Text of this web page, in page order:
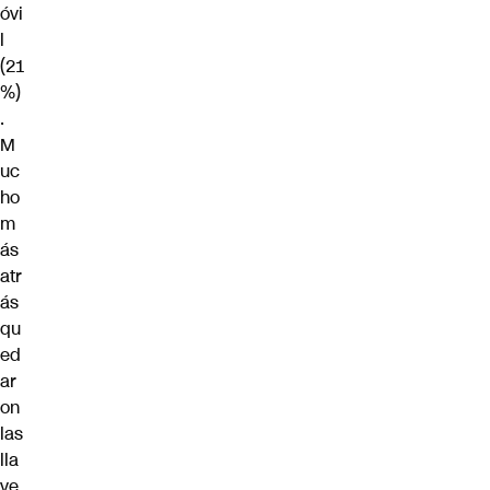
óvi
l
(21
%)
.
M
uc
ho
m
ás
atr
ás
qu
ed
ar
on
las
lla